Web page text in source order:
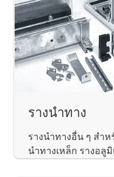
รางนำทาง
รางนำทางอื่น ๆ สำห
นำทางเหล็ก รางอลู